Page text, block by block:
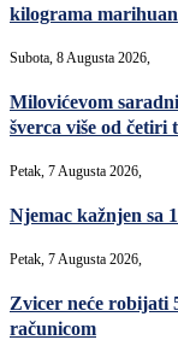
kilograma
Subota, 8 Augusta 2026,
Milovićevom
šverca više od četiri
Petak, 7 Augusta 2026,
Njemac kažnjen sa
Petak, 7 Augusta 2026,
Zvicer neće robijati
računicom